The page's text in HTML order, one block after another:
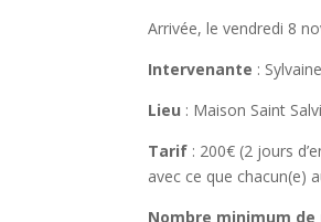
Arrivée, le vendredi 8
Intervenante :
Lieu : Maison Saint
Tarif : 200€ (2 jours
avec ce que chacun(e)
Nombre minimum